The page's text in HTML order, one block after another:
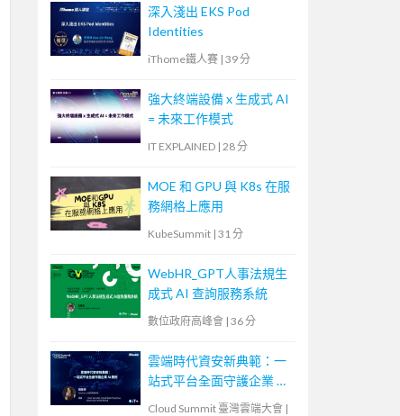
深入淺出 EKS Pod
Identities
iThome鐵人賽 | 39 分
強大終端設備 x 生成式 AI
= 未來工作模式
IT EXPLAINED | 28 分
MOE 和 GPU 與 K8s 在服
務網格上應用
KubeSummit | 31 分
WebHR_GPT人事法規生
成式 AI 查詢服務系統
數位政府高峰會 | 36 分
雲端時代資安新典範：一
站式平台全面守護企業 AI
Cloud Summit 臺灣雲端大會 |